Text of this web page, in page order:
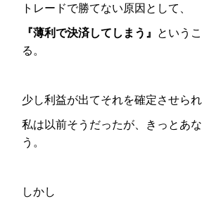
トレードで勝てない原因として、
『薄利で決済してしまう』
という
る。
少し利益が出てそれを確定させられ
私は以前そうだったが、きっとあ
う。
しかし